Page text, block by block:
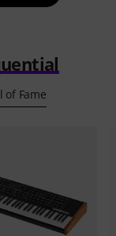
of Fame